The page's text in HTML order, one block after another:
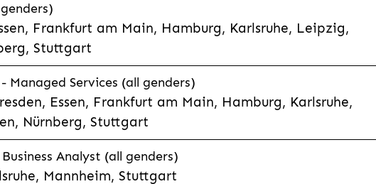
Frankfurt am Main, Hamburg, Karlsruhe, Leipzig,
Stuttgart
Managed Services (all genders)
Essen, Frankfurt am Main, Hamburg, Karlsruhe,
Nürnberg, Stuttgart
Analyst (all genders)
Mannheim, Stuttgart